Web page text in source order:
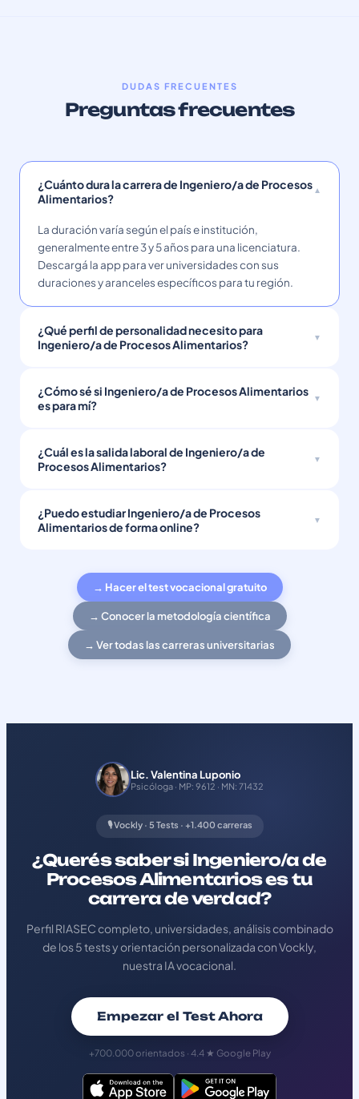
DUDAS FRECUENTES
Preguntas frecuentes
¿Cuánto dura la carrera de Ingeniero/a de Procesos
Alimentarios?
La duración varía según el país e institución,
generalmente entre 3 y 5 años para una licenciatura.
Descargá la app para ver universidades con sus
duraciones y aranceles específicos para tu región.
¿Qué perfil de personalidad necesito para
Ingeniero/a de Procesos Alimentarios?
¿Cómo sé si Ingeniero/a de Procesos Alimentarios
es para mí?
¿Cuál es la salida laboral de Ingeniero/a de
Procesos Alimentarios?
¿Puedo estudiar Ingeniero/a de Procesos
Alimentarios de forma online?
→ Hacer el test vocacional gratuito
→ Conocer la metodología científica
→ Ver todas las carreras universitarias
Lic. Valentina Luponio
Psicóloga · MP: 9612 · MN: 71432
🎙️ Vockly · 5 Tests · +1.400 carreras
¿Querés saber si Ingeniero/a de
Procesos Alimentarios es tu
carrera de verdad?
Perfil RIASEC completo, universidades, análisis combinado
de los 5 tests y orientación personalizada con Vockly,
nuestra IA vocacional.
Empezar el Test Ahora
+700.000 orientados · 4.4 ★ Google Play